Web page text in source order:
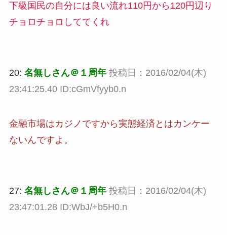
下級国民の自分には良い流れ110円から120円辺り
チョロチョロしててくれ
20: 名無しさん＠１周年 投稿日：2016/02/04(木)
23:41:25.40 ID:cGmVfyyb0.n
金融市場はカジノですから実態経済とはカンケー
ないんですよ。
27: 名無しさん＠１周年 投稿日：2016/02/04(木)
23:47:01.28 ID:WbJ/+b5H0.n